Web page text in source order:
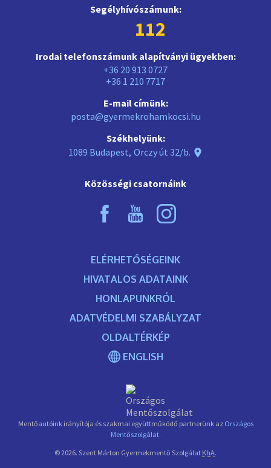
Segélyhívószámunk:
112
Irodai telefonszámunk alapítványi ügyekben:
+36 20 913 0727
+36 1 210 7717
E-mail címünk:
posta@gyermekrohamkocsi.hu
Székhelyünk:
1089 Budapest, Orczy út 32/b.
Közösségi csatornáink
ELÉRHETŐSÉGEINK
HIVATALOS ADATAINK
HONLAPUNKRÓL
ADATVÉDELMI SZABÁLYZAT
OLDALTÉRKÉP
ENGLISH
Mentőautóink irányítója és szakmai együttműködő partnerünk az Országos
Mentőszolgálat.
© 2026. Szent Márton Gyermekmentő Szolgálat KhA.